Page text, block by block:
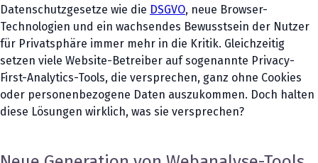
Datenschutzgesetze wie die DSGVO, neue Browser-
Technologien und ein wachsendes Bewusstsein der Nutzer
für Privatsphäre immer mehr in die Kritik. Gleichzeitig
setzen viele Website-Betreiber auf sogenannte Privacy-
First-Analytics-Tools, die versprechen, ganz ohne Cookies
oder personenbezogene Daten auszukommen. Doch halten
diese Lösungen wirklich, was sie versprechen?